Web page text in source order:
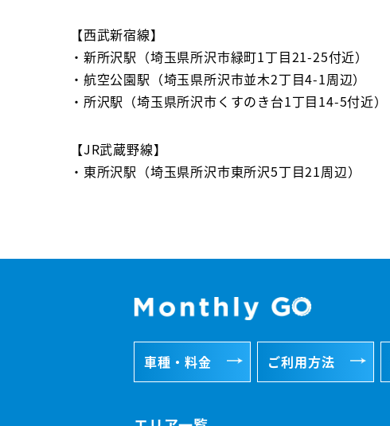
【西武新宿線】
・新所沢駅（埼玉県所沢市緑町1丁目21-25付近）
・航空公園駅（埼玉県所沢市並木2丁目4-1周辺）
・所沢駅（埼玉県所沢市くすのき台1丁目14-5付近）
【JR武蔵野線】
・東所沢駅（埼玉県所沢市東所沢5丁目21周辺）
車種・料金 ご利用方法